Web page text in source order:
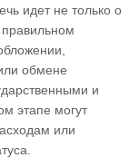
идет не только о
обмене
и
этапе могут
или